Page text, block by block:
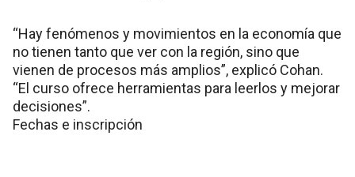
“Hay fenómenos y movimientos en la economía que
no tienen tanto que ver con la región, sino que
vienen de procesos más amplios”, explicó Cohan.
“El curso ofrece herramientas para leerlos y mejorar
decisiones”.
Fechas e inscripción